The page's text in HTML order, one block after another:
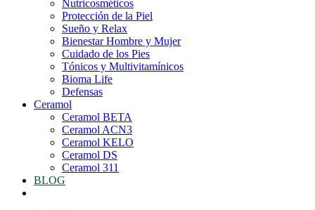
Nutricosméticos
Protección de la Piel
Sueño y Relax
Bienestar Hombre y Mujer
Cuidado de los Pies
Tónicos y Multivitamínicos
Bioma Life
Defensas
Ceramol
Ceramol BETA
Ceramol ACN3
Ceramol KELO
Ceramol DS
Ceramol 311
BLOG